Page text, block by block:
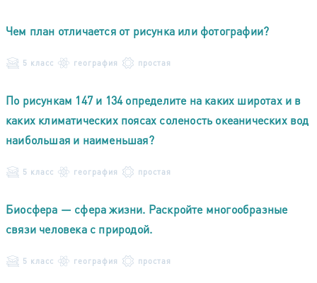
Чем план отличается от рисунка или фотографии?
5 класс география простая
По рисункам 147 и 134 определите на каких широтах и в
каких климатических поясах соленость океанических вод
наибольшая и наименьшая?
5 класс география простая
Биосфера — сфера жизни. Раскройте многообразные
связи человека с природой.
5 класс география простая